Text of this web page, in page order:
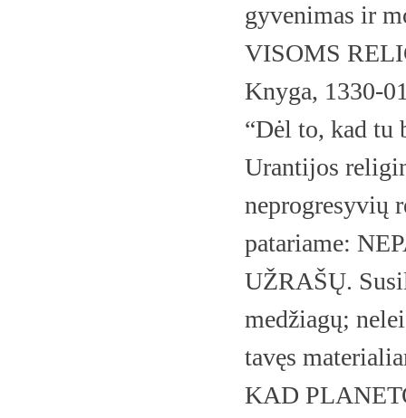
gyvenimas ir
VISOMS
Knyga, 1330-
“Dėl to, kad tu
Urantijos
neprogresyvių
patariame:
UŽRAŠŲ.
medžiagų;
tavęs
KAD